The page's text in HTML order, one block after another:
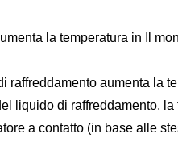
la temperatura in Il
raffreddamento aumenta la
liquido di raffreddamento,
a contatto (in base alle